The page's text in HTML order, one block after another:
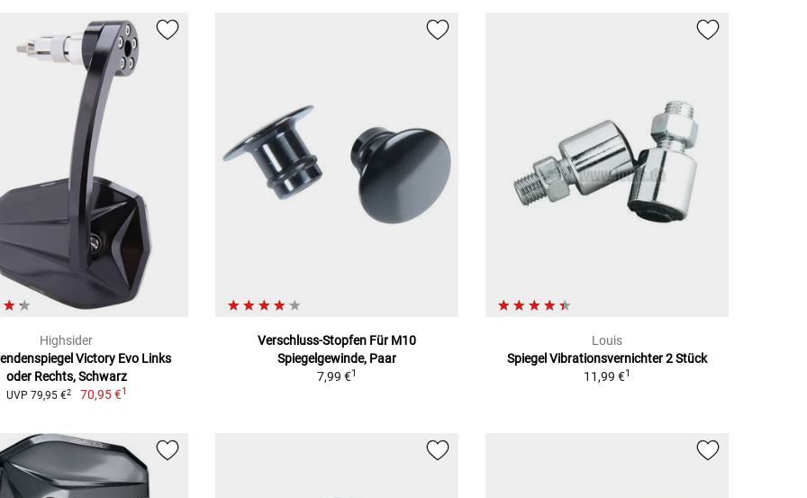
Highsider
Victory Evo Links
oder Rechts, Schwarz
UVP 79,95 €2 70,95 €1
Verschluss-Stopfen Für M10
Spiegelgewinde, Paar
7,99 €1
Louis
Spiegel Vibrationsvernichter 2 Stück
11,99 €1